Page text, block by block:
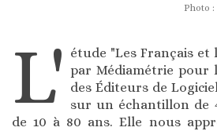
Photo
L'
étude "Les Français et
par Médiamétrie pour
des Éditeurs de
sur un échantillon de
de 10 à 80 ans. Elle nous